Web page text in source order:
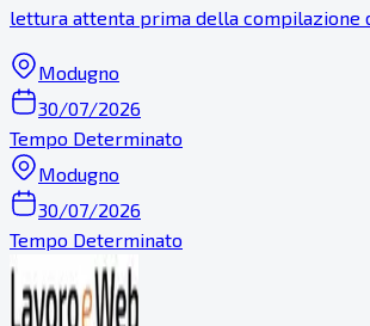
lettura attenta prima della compilazione
Modugno
30/07/2026
Tempo Determinato
Modugno
30/07/2026
Tempo Determinato